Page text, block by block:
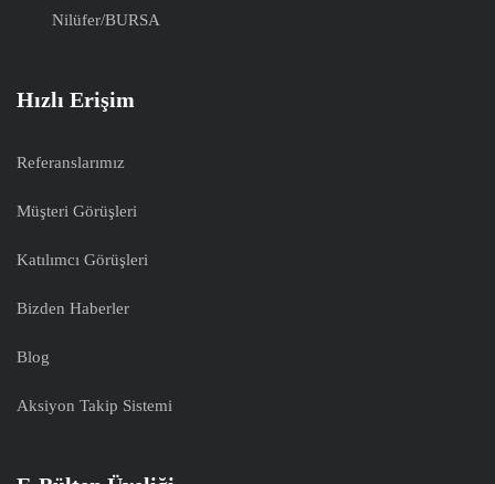
Nilüfer/BURSA
Hızlı Erişim
Referanslarımız
Müşteri Görüşleri
Katılımcı Görüşleri
Bizden Haberler
Blog
Aksiyon Takip Sistemi